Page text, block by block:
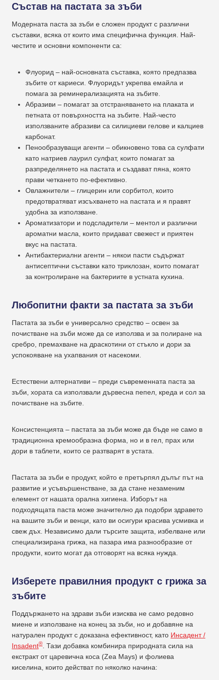
Състав на пастата за зъби
Модерната паста за зъби е сложен продукт с различни
съставки, всяка от които има специфична функция. Най-
честите и основни компоненти са:
Флуорид – най-основната съставка, която предпазва
зъбите от кариеси. Флуоридът укрепва емайла и
помага за реминерализацията на зъбите.
Абразиви – помагат за отстраняването на плаката и
петната от повърхността на зъбите. Най-често
използваните абразиви са силициеви гелове и калциев
карбонат.
Пенообразуващи агенти – обикновено това са сулфати
като натриев лаурил сулфат, които помагат за
разпределянето на пастата и създават пяна, която
прави четкането по-ефективно.
Овлажнители – глицерин или сорбитол, които
предотвратяват изсъхването на пастата и я правят
удобна за използване.
Ароматизатори и подсладители – ментол и различни
ароматни масла, които придават свежест и приятен
вкус на пастата.
Антибактериални агенти – някои пасти съдържат
антисептични съставки като триклозан, които помагат
за контролиране на бактериите в устната кухина.
Любопитни факти за пастата за зъби
Пастата за зъби е универсално средство – освен за
почистване на зъби може да се използва и за полиране на
сребро, премахване на драскотини от стъкло и дори за
успокояване на ухапвания от насекоми.
Естествени алтернативи – преди съвременната паста за
зъби, хората са използвали дървесна пепел, креда и сол за
почистване на зъбите.
Консистенцията – пастата за зъби може да бъде не само в
традиционна кремообразна форма, но и в гел, прах или
дори в таблети, които се разтварят в устата.
Пастата за зъби е продукт, който е претърпял дълъг път на
развитие и усъвършенстване, за да стане незаменим
елемент от нашата орална хигиена. Изборът на
подходящата паста може значително да подобри здравето
на вашите зъби и венци, като ви осигури красива усмивка и
свеж дъх. Независимо дали търсите защита, избелване или
специализирана грижа, на пазара има разнообразие от
продукти, които могат да отговорят на всяка нужда.
Изберете правилния продукт с грижа за
зъбите
Поддържането на здрави зъби изисква не само редовно
миене и използване на конец за зъби, но и добавяне на
натурален продукт с доказана ефективност, като Инсадент /
Insadent®
. Тази добавка комбинира природната сила на
екстракт от царевична коса (Zea Mays) и фолиева
киселина, които действат по няколко начина: